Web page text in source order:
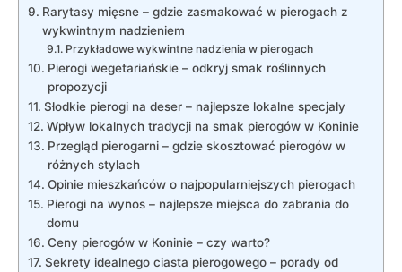
Rarytasy mięsne – gdzie ⁢zasmakować w pierogach z
wykwintnym nadzieniem
Przykładowe wykwintne nadzienia ⁣w pierogach
Pierogi wegetariańskie – odkryj smak roślinnych
propozycji
Słodkie pierogi na deser – najlepsze lokalne specjały
Wpływ ‍lokalnych tradycji na ‌smak pierogów w Koninie
Przegląd pierogarni –⁤ gdzie skosztować‌ pierogów w
różnych⁤ stylach
Opinie mieszkańców o najpopularniejszych pierogach
Pierogi na ⁢wynos – najlepsze miejsca do​ zabrania do
domu
Ceny pierogów w Koninie ‍– czy warto?
Sekrety idealnego⁢ ciasta‍ pierogowego – porady od‍